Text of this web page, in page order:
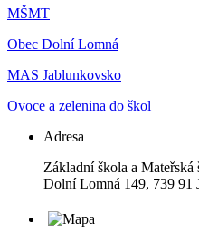
MŠMT
Obec Dolní Lomná
MAS Jablunkovsko
Ovoce a zelenina do škol
Adresa
Základní škola a Mateřská
Dolní Lomná 149, 739 91